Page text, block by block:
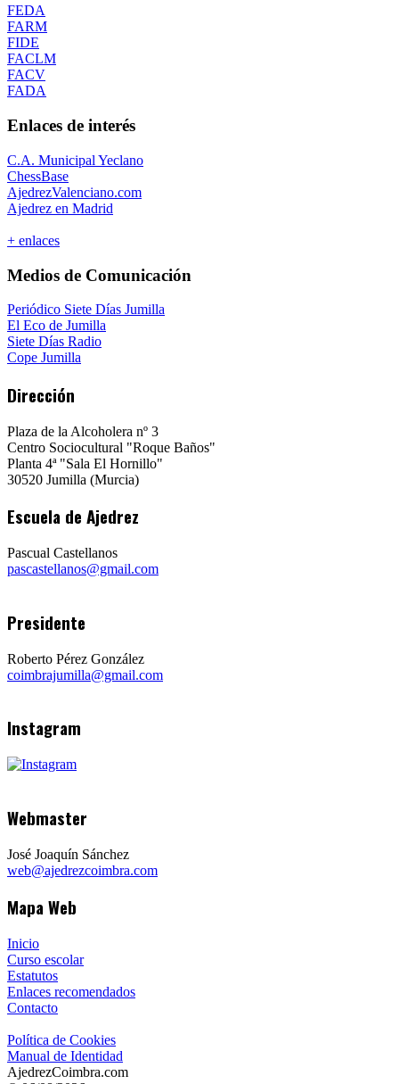
FEDA
FARM
FIDE
FACLM
FACV
FADA
Enlaces de interés
C.A. Municipal Yeclano
ChessBase
AjedrezValenciano.com
Ajedrez en Madrid
+ enlaces
Medios de Comunicación
Periódico Siete Días Jumilla
El Eco de Jumilla
Siete Días Radio
Cope Jumilla
Dirección
Plaza de la Alcoholera nº 3
Centro Sociocultural "Roque Baños"
Planta 4ª "Sala El Hornillo"
30520 Jumilla (Murcia)
Escuela de Ajedrez
Pascual Castellanos
pascastellanos@gmail.com
Presidente
Roberto Pérez González
coimbrajumilla@gmail.com
Instagram
Webmaster
José Joaquín Sánchez
web@ajedrezcoimbra.com
Mapa Web
Inicio
Curso escolar
Estatutos
Enlaces recomendados
Contacto
Política de Cookies
Manual de Identidad
AjedrezCoimbra.com